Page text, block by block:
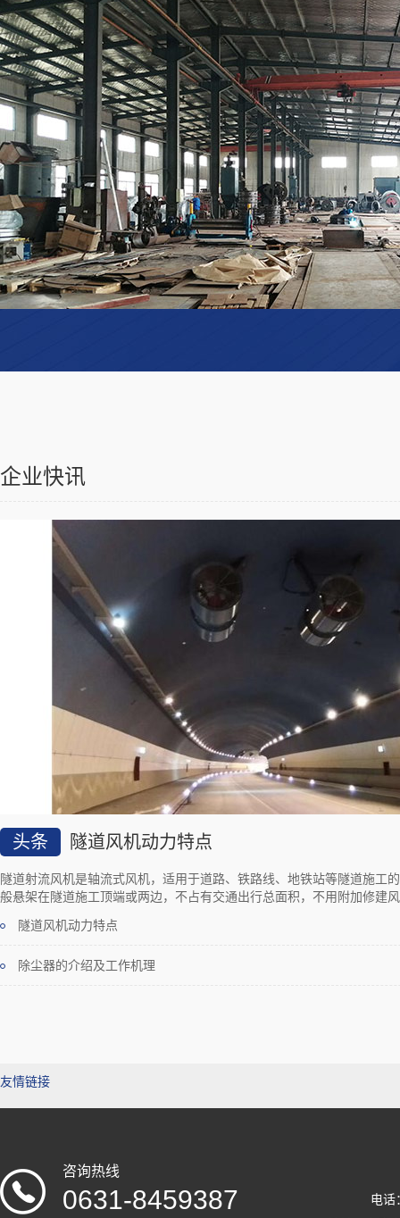
除尘器
消声器
企业快讯
头条 隧道风机动力特点
隧道射流风机是轴流式风机，适用于道路、铁路线、地铁站等隧道施工
般悬架在隧道施工顶端或两边，不占有交通出行总面积，不用附加修建
隧道风机动力特点
除尘器的介绍及工作机理
友情链接
咨询热线
0631-8459387
电